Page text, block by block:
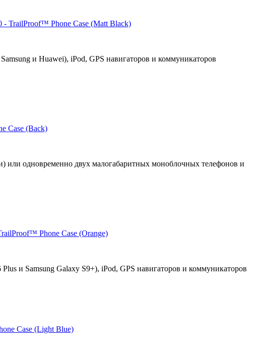
TrailProof™ Phone Case (Matt Black)
и Huawei), iPod, GPS навигаторов и коммуникаторов
Case (Back)
или одновременно двух малогабаритных моноблочных телефонов и
Phone Case (Orange)
и Samsung Galaxy S9+), iPod, GPS навигаторов и коммуникаторов
Case (Light Blue)